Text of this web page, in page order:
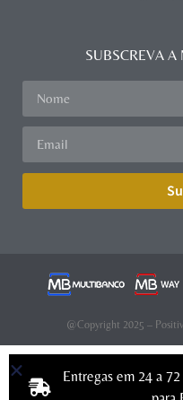
SUBSCREVA A
@Copyright 2025 –
Entregas em 24 a